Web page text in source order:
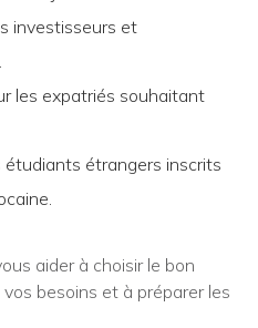
investisseurs et
les expatriés souhaitant
étudiants étrangers inscrits
aider à choisir le bon
besoins et à préparer les